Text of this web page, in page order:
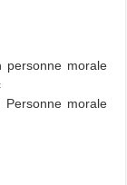
personne morale
Maroc
morale
Maroc